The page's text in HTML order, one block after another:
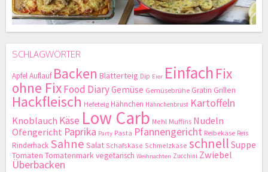
SCHLAGWÖRTER
ApfelAuflauf Backen Blätterteig Dip Eier Einfach Fix
ohne FixFood DiaryGemüse Gemüsebrühe Gratin Grillen
Hackfleisch Hefeteig Hähnchen Hähnchenbrust Kartoffeln
Knoblauch Käse Low Carb Mehl Muffins Nudeln
Ofengericht Paprika Party Pasta Pfannengericht Reibekäse Reis
Rinderhack Sahne Salat Schafskäse Schmelzkäse schnell Suppe
Tomaten Tomatenmarkvegetarisch Weihnachten Zucchini Zwiebel
Überbacken